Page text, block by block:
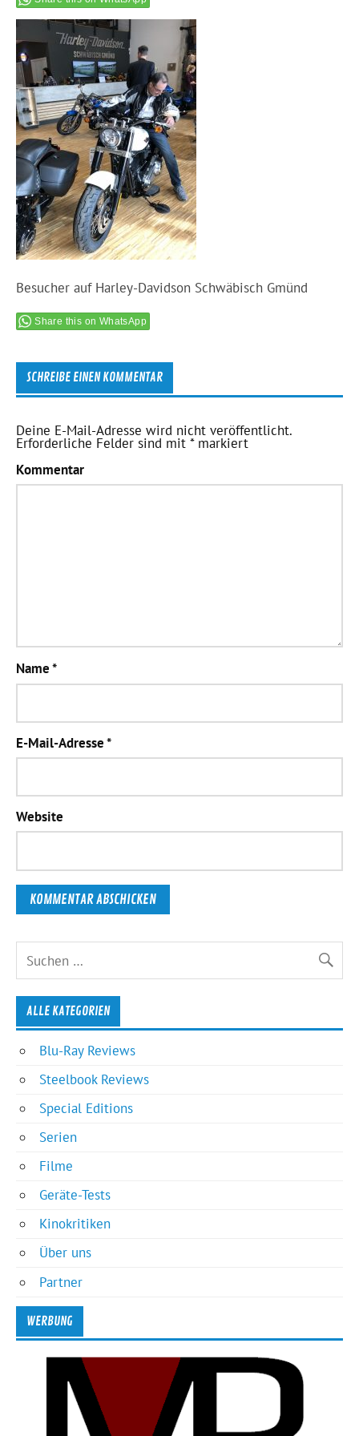
Besucher auf Harley-Davidson Schwäbisch Gmünd
Share this on WhatsApp
SCHREIBE EINEN KOMMENTAR
Deine E-Mail-Adresse wird nicht veröffentlicht.
Erforderliche Felder sind mit*markiert
Kommentar
Name*
E-Mail-Adresse*
Website
ALLE KATEGORIEN
Blu-Ray Reviews
Steelbook Reviews
Special Editions
Serien
Filme
Geräte-Tests
Kinokritiken
Über uns
Partner
WERBUNG